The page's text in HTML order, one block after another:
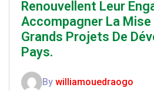
Renouvellent Leur
Accompagner La
Grands Projets De
Pays.
By williamouedraogo